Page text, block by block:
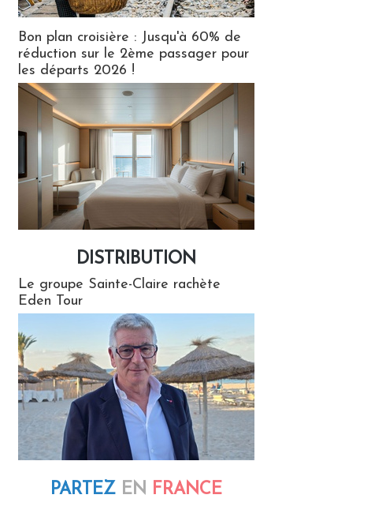
Bon plan croisière : Jusqu'à 60% de
réduction sur le 2ème passager pour
les départs 2026 !
DISTRIBUTION
Le groupe Sainte-Claire rachète
Eden Tour
PARTEZ EN FRANCE